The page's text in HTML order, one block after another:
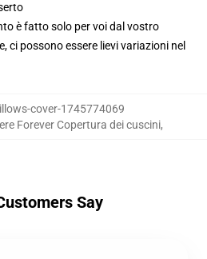
è fatto solo per voi dal vostro
ci possono essere lievi variazioni nel
cover-1745774069
Forever Copertura dei cuscini,
Say